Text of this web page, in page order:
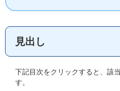
見出し
下記目次をクリックすると、該
す。